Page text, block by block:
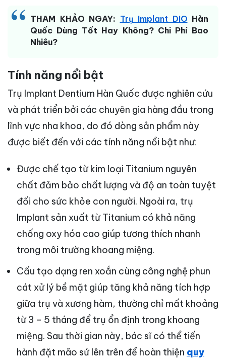
THAM KHẢO NGAY: Trụ Implant DIO Hàn
Quốc Dùng Tốt Hay Không? Chi Phí Bao
Nhiêu?
Tính năng nổi bật
Trụ Implant Dentium Hàn Quốc được nghiên cứu
và phát triển bởi các chuyên gia hàng đầu trong
lĩnh vực nha khoa, do đó dòng sản phẩm này
được biết đến với các tính năng nổi bật như:
Được chế tạo từ kim loại Titanium nguyên
chất đảm bảo chất lượng và độ an toàn tuyệt
đối cho sức khỏe con người. Ngoài ra, trụ
Implant sản xuất từ Titanium có khả năng
chống oxy hóa cao giúp tương thích nhanh
trong môi trường khoang miệng.
Cấu tạo dạng ren xoắn cùng công nghệ phun
cát xử lý bề mặt giúp tăng khả năng tích hợp
giữa trụ và xương hàm, thường chỉ mất khoảng
từ 3 – 5 tháng để trụ ổn định trong khoang
miệng. Sau thời gian này, bác sĩ có thể tiến
hành đặt mão sứ lên trên để hoàn thiện quy